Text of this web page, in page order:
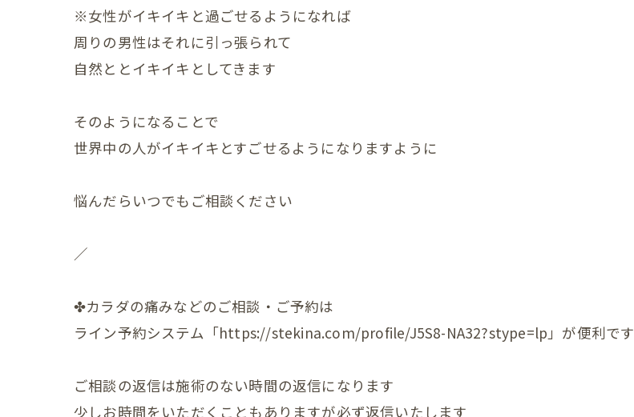
赤ちゃん ぐんぐん発達コース
※女性がイキイキと過ごせるようになれば
周りの男性はそれに引っ張られて
自然ととイキイキとしてきます
そのようになることで
世界中の人がイキイキとすごせるようになりますように
悩んだらいつでもご相談ください
／
✤カラダの痛みなどのご相談・ご予約は
ライン予約システム「https://stekina.com/profile/J5S8-NA32?stype=lp」が便利です
ご相談の返信は施術のない時間の返信になります
少しお時間をいただくこともありますが必ず返信いたします